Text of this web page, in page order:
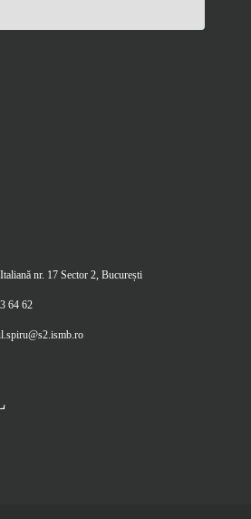
nr. 17 Sector 2, București
64 62